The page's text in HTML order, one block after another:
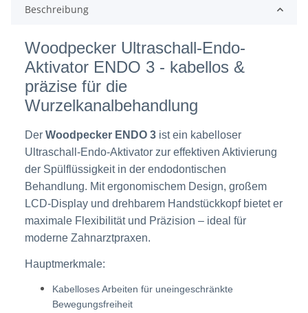
Beschreibung
Woodpecker Ultraschall-Endo-
Aktivator ENDO 3 - kabellos &
präzise für die
Wurzelkanalbehandlung
Der Woodpecker ENDO 3 ist ein kabelloser
Ultraschall-Endo-Aktivator zur effektiven Aktivierung
der Spülflüssigkeit in der endodontischen
Behandlung. Mit ergonomischem Design, großem
LCD-Display und drehbarem Handstückkopf bietet er
maximale Flexibilität und Präzision – ideal für
moderne Zahnarztpraxen.
Hauptmerkmale:
Kabelloses Arbeiten für uneingeschränkte
Bewegungsfreiheit